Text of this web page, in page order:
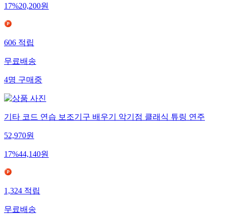
17%20,200원
606적립
무료배송
4명구매중
기타 코드 연습 보조기구 배우기 악기점 클래식 튜링 연주
52,970원
17%44,140원
1,324적립
무료배송